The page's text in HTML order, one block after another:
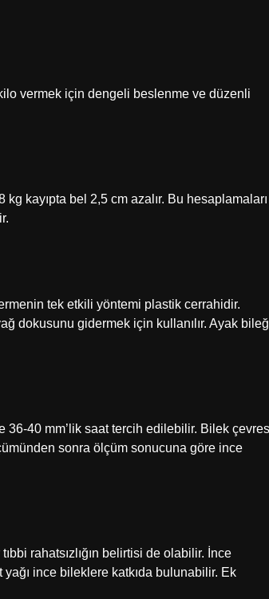
vermek için dengeli beslenme ve düzenli
kayıpta bel 2,5 cm azalır. Bu hesaplamaları
tek etkili yöntemi plastik cerrahidir.
dokusunu gidermek için kullanılır. Ayak
36-40 mm’lik saat tercih edilebilir. Bilek
sonra ölçüm sonucuna göre ince
rahatsızlığın belirtisi de olabilir. İnce
ince bileklere katkıda bulunabilir. Ek